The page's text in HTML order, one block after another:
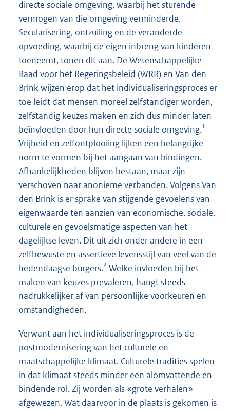
directe sociale omgeving, waarbij het sturende
vermogen van die omgeving verminderde.
Secularisering, ontzuiling en de veranderde
opvoeding, waarbij de eigen inbreng van kinderen
toeneemt, tonen dit aan. De Wetenschappelijke
Raad voor het Regeringsbeleid (WRR) en Van den
Brink wijzen erop dat het individualiseringsproces er
toe leidt dat mensen moreel zelfstandiger worden,
zelfstandig keuzes maken en zich dus minder laten
beïnvloeden door hun directe sociale omgeving.1
Vrijheid en zelfontplooiing lijken een belangrijke
norm te vormen bij het aangaan van bindingen.
Afhankelijkheden blijven bestaan, maar zijn
verschoven naar anonieme verbanden. Volgens Van
den Brink is er sprake van stijgende gevoelens van
eigenwaarde ten aanzien van economische, sociale,
culturele en gevoelsmatige aspecten van het
dagelijkse leven. Dit uit zich onder andere in een
zelfbewuste en assertieve levensstijl van veel van de
hedendaagse burgers.2 Welke invloeden bij het
maken van keuzes prevaleren, hangt steeds
nadrukkelijker af van persoonlijke voorkeuren en
omstandigheden.
Verwant aan het individualiseringsproces is de
postmodernisering van het culturele en
maatschappelijke klimaat. Culturele tradities spelen
in dat klimaat steeds minder een alomvattende en
bindende rol. Zij worden als «grote verhalen»
afgewezen. Wat daarvoor in de plaats is gekomen is